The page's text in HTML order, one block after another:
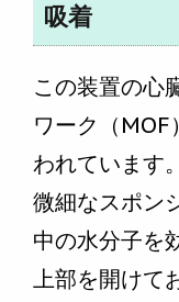
吸着
この装置の心
ワーク（MOF
われています
微細なスポン
中の水分子を
上部を開けて